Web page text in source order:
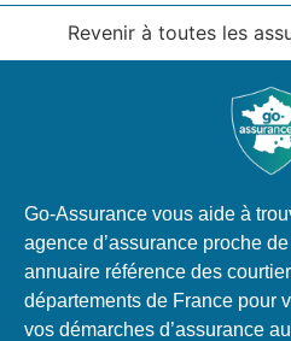
Revenir à toutes les
Go-Assurance vous aide à
agence d’assurance proche
annuaire référence des
départements de France pour
vos démarches d’assurance